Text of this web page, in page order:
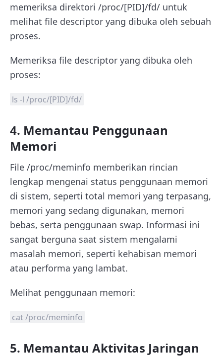
memeriksa direktori /proc/[PID]/fd/ untuk
melihat file descriptor yang dibuka oleh sebuah
proses.
Memeriksa file descriptor yang dibuka oleh
proses:
ls -l /proc/[PID]/fd/
4. Memantau Penggunaan
Memori
File /proc/meminfo memberikan rincian
lengkap mengenai status penggunaan memori
di sistem, seperti total memori yang terpasang,
memori yang sedang digunakan, memori
bebas, serta penggunaan swap. Informasi ini
sangat berguna saat sistem mengalami
masalah memori, seperti kehabisan memori
atau performa yang lambat.
Melihat penggunaan memori:
cat /proc/meminfo
5. Memantau Aktivitas Jaringan